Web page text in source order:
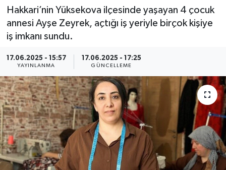
Hakkari’nin Yüksekova ilçesinde yaşayan 4 çocuk
annesi Ayşe Zeyrek, açtığı iş yeriyle birçok kişiye
iş imkanı sundu.
17.06.2025 - 15:57
YAYINLANMA
17.06.2025 - 17:25
GÜNCELLEME
Teknoloji
Tüm Manşetler
Haber Arşivi